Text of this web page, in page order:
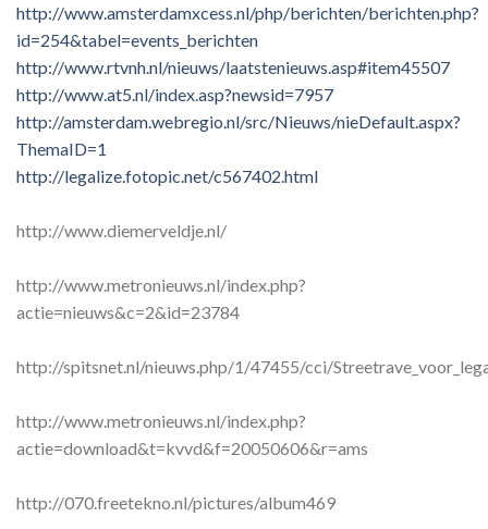
http://www.amsterdamxcess.nl/php/berichten/berichten.php?
id=254&tabel=events_berichten
http://www.rtvnh.nl/nieuws/laatstenieuws.asp#item45507
http://www.at5.nl/index.asp?newsid=7957
http://amsterdam.webregio.nl/src/Nieuws/nieDefault.aspx?
ThemaID=1
http://legalize.fotopic.net/c567402.html
http://www.diemerveldje.nl/
http://www.metronieuws.nl/index.php?
actie=nieuws&c=2&id=23784
http://spitsnet.nl/nieuws.php/1/47455/cci/
http://www.metronieuws.nl/index.php?
actie=download&t=kvvd&f=20050606&r=ams
http://070.freetekno.nl/pictures/album469